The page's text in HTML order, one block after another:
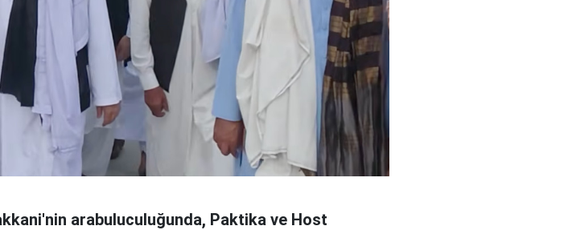
arabuluculuğunda, Paktika ve Host